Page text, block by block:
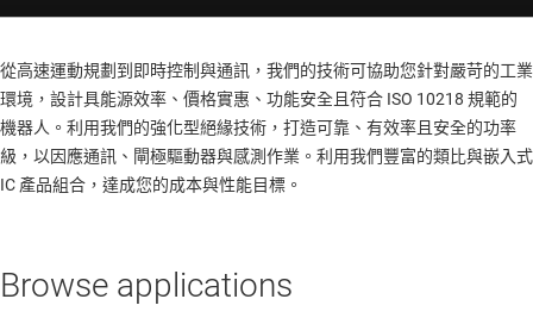
從高速運動規劃到即時控制與通訊，我們的技術可協助您針對嚴苛的工業
環境，設計具能源效率、價格實惠、功能安全且符合 ISO 10218 規範的
機器人。利用我們的強化型絕緣技術，打造可靠、有效率且安全的功率
級，以因應通訊、閘極驅動器與感測作業。利用我們豐富的類比與嵌入式
IC 產品組合，達成您的成本與性能目標。
Browse applications